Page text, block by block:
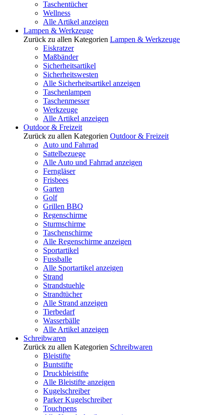
Taschentücher
Wellness
Alle Artikel anzeigen
Lampen & Werkzeuge
Zurück zu allen Kategorien Lampen & Werkzeuge
Eiskratzer
Maßbänder
Sicherheitsartikel
Sicherheitswesten
Alle Sicherheitsartikel anzeigen
Taschenlampen
Taschenmesser
Werkzeuge
Alle Artikel anzeigen
Outdoor & Freizeit
Zurück zu allen Kategorien Outdoor & Freizeit
Auto und Fahrrad
Sattelbezuege
Alle Auto und Fahrrad anzeigen
Ferngläser
Frisbees
Garten
Golf
Grillen BBQ
Regenschirme
Sturmschirme
Taschenschirme
Alle Regenschirme anzeigen
Sportartikel
Fussballe
Alle Sportartikel anzeigen
Strand
Strandstuehle
Strandtücher
Alle Strand anzeigen
Tierbedarf
Wasserbälle
Alle Artikel anzeigen
Schreibwaren
Zurück zu allen Kategorien Schreibwaren
Bleistifte
Buntstifte
Druckbleistifte
Alle Bleistifte anzeigen
Kugelschreiber
Parker Kugelschreiber
Touchpens